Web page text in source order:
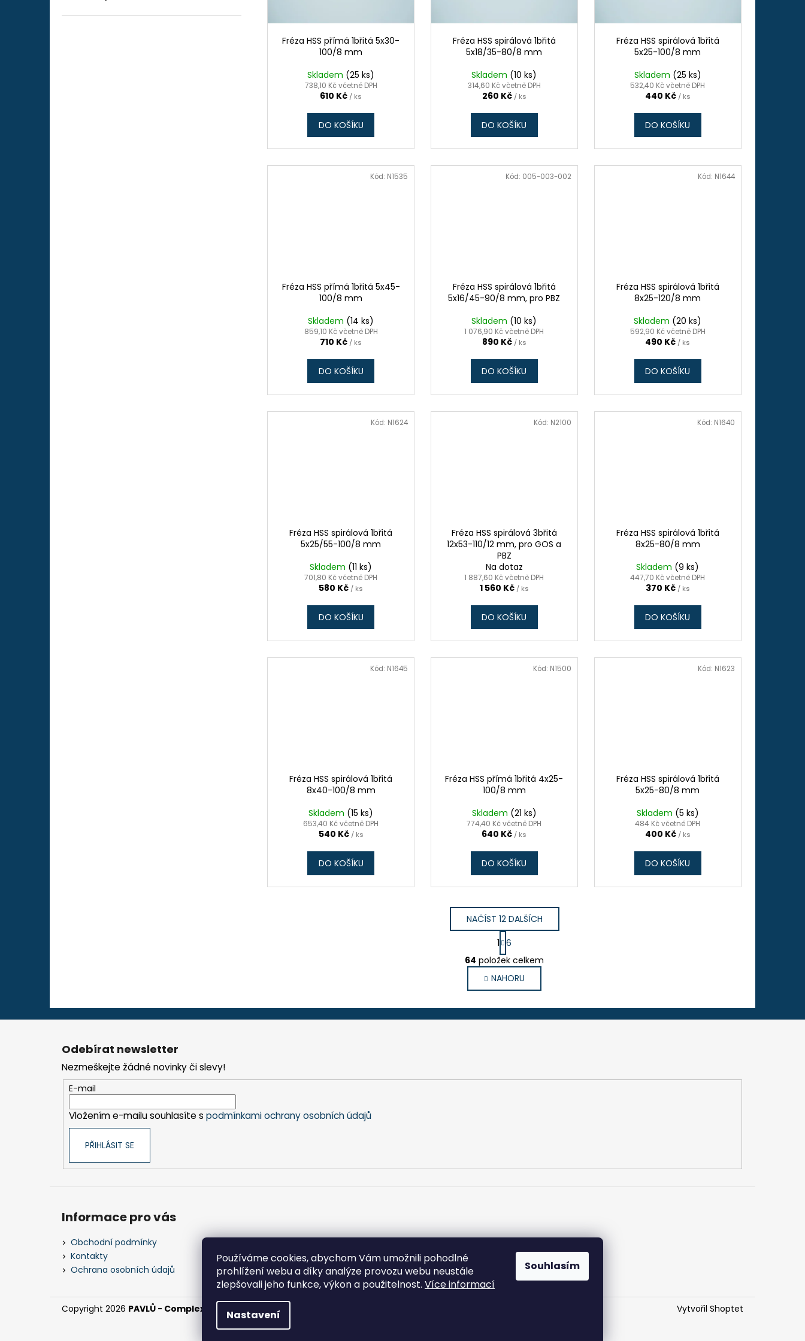
Používáme cookies, abychom Vám umožnili pohodlné
prohlížení webu a díky analýze provozu webu neustále
zlepšovali jeho funkce, výkon a použitelnost. Více informací
Nastavení
Souhlasím
ů
o
Fréza HSS přímá 1břitá 5x30-
100/8 mm
Skladem (25 ks)
738,10 Kč včetně DPH
610 Kč / ks
DO KOŠÍKU
Fréza HSS spirálová 1břitá
5x18/35-80/8 mm
Skladem (10 ks)
314,60 Kč včetně DPH
260 Kč / ks
DO KOŠÍKU
Fréza HSS spirálová 1břitá
5x25-100/8 mm
Skladem (25 ks)
532,40 Kč včetně DPH
440 Kč / ks
DO KOŠÍKU
Fréza HSS přímá 1břitá 5x45-
100/8 mm
Skladem (14 ks)
859,10 Kč včetně DPH
710 Kč / ks
DO KOŠÍKU
Kód: N1535
Fréza HSS spirálová 1břitá
5x16/45-90/8 mm, pro PBZ
Skladem (10 ks)
1 076,90 Kč včetně DPH
890 Kč / ks
DO KOŠÍKU
Kód: 005-003-002
Fréza HSS spirálová 1břitá
8x25-120/8 mm
Skladem (20 ks)
592,90 Kč včetně DPH
490 Kč / ks
DO KOŠÍKU
Kód: N1644
Fréza HSS spirálová 1břitá
5x25/55-100/8 mm
Skladem (11 ks)
701,80 Kč včetně DPH
580 Kč / ks
DO KOŠÍKU
Kód: N1624
Fréza HSS spirálová 3břitá
12x53-110/12 mm, pro GOS a
PBZ
Na dotaz
1 887,60 Kč včetně DPH
1 560 Kč / ks
DO KOŠÍKU
Kód: N2100
Fréza HSS spirálová 1břitá
8x25-80/8 mm
Skladem (9 ks)
447,70 Kč včetně DPH
370 Kč / ks
DO KOŠÍKU
Kód: N1640
Fréza HSS spirálová 1břitá
8x40-100/8 mm
Skladem (15 ks)
653,40 Kč včetně DPH
540 Kč / ks
DO KOŠÍKU
Kód: N1645
Fréza HSS přímá 1břitá 4x25-
100/8 mm
Skladem (21 ks)
774,40 Kč včetně DPH
640 Kč / ks
DO KOŠÍKU
Kód: N1500
Fréza HSS spirálová 1břitá
5x25-80/8 mm
Skladem (5 ks)
484 Kč včetně DPH
400 Kč / ks
DO KOŠÍKU
Kód: N1623
O
v
l
á
d
a
i
u
NAČÍST 12 DALŠÍCH
S
t
r
á
n
k
1 6
64 položek celkem
NAHORU
Z
Odebírat newsletter
Nezmeškejte žádné novinky či slevy!
E-mail
Vložením e-mailu souhlasíte s podmínkami ochrany osobních údajů
PŘIHLÁSIT SE
Informace pro vás
Obchodní podmínky
Kontakty
Ochrana osobních údajů
Vytvořil Shoptet
Copyright 2026 PAVLŮ - Complex, s.r.o.. Všechna práva vyhrazena.